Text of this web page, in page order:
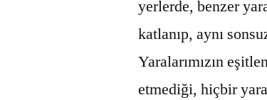
yerlerde, benzer
katlanıp, aynı
Yaralarımızın
etmediği, hiçbir